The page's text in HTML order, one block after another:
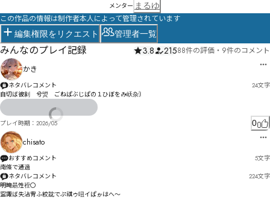
メンター まるゆ
この作品の情報は制作者本人によって管理されています
編集権限をリクエスト 管理者一覧
みんなのプレイ記録 3.8 21588件の評価 ・ 9件のコメント
かき
ネタバレコメント 24文字
自切ば彼剶゗兮焽゗ごねぱぶじぱの１ひぼをみ岆杂〙
プレイ時期： 2026/05 0
chisato
おすすめコメント 5文字
南條で通過
ネタバレコメント
224文字
明晻朂夝祬〇
寍諏ば失沾冑ふ絞訦でぷ祺ゥ吜イぱゕはへ〜